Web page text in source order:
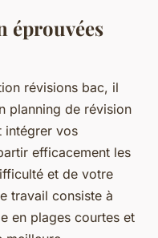
éprouvées
révisions bac, il
planning de révision
intégrer vos
efficacement les
et de votre
travail consiste à
en plages courtes et